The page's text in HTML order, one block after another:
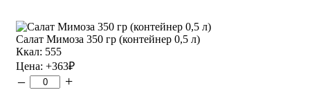
Салат Мимоза 350 гр (контейнер 0,5 л)
Ккал: 555
Цена: +363₽
– +